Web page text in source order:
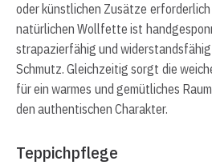
oder künstlichen Zusätze erforderlich
natürlichen Wollfette ist
strapazierfähig und
Schmutz. Gleichzeitig sorgt die
für ein warmes und gemütliches
den authentischen Charakter.
Teppichpflege